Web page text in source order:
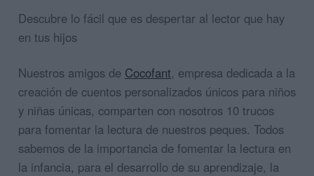
Descubre lo fácil que es despertar al lector que hay
en tus hijos
Nuestros amigos de Cocofant, empresa dedicada a la
creación de cuentos personalizados únicos para niños
y niñas únicas, comparten con nosotros 10 trucos
para fomentar la lectura de nuestros peques. Todos
sabemos de la importancia de fomentar la lectura en
la infancia, para el desarrollo de su aprendizaje, la